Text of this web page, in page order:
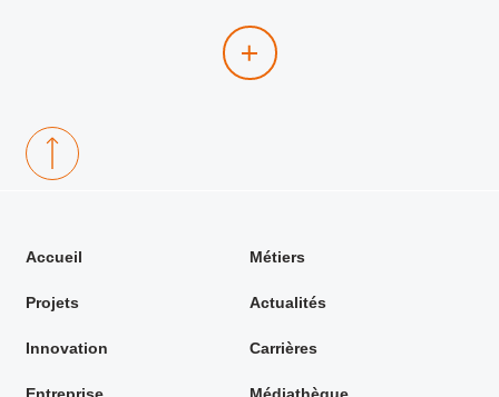
Accueil Métiers
Projets Actualités
Innovation Carrières